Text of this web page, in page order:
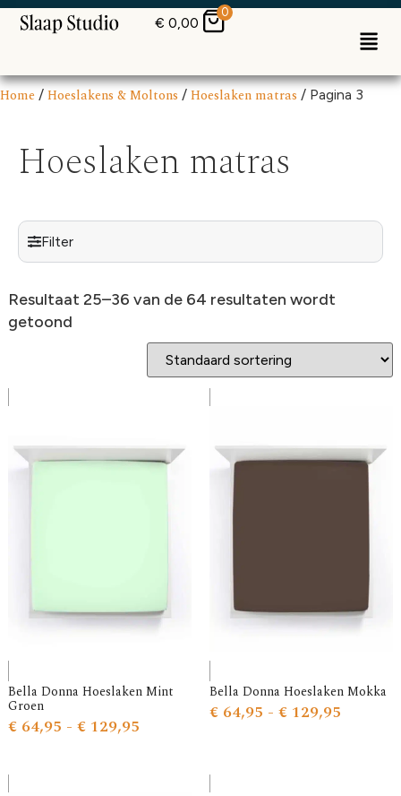
€ 0,00
0
Home / Hoeslakens & Moltons / Hoeslaken matras / Pagina 3
Hoeslaken matras
Filter
Resultaat 25–36 van de 64 resultaten wordt
getoond
Bella Donna Hoeslaken Mint
Groen
€64,95 - €129,95
Bella Donna Hoeslaken Mokka
€ 64,95 - € 129,95